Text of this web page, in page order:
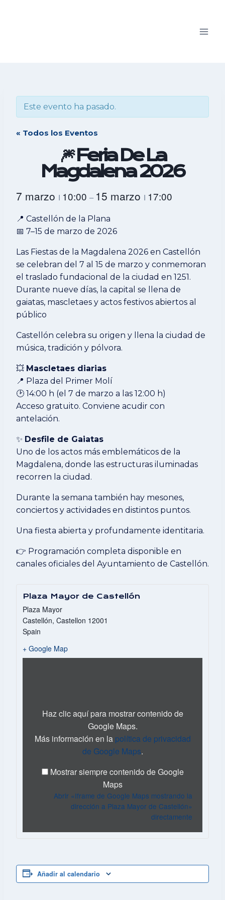
Este evento ha pasado.
« Todos los Eventos
🎆 Feria De La
Magdalena 2026
7 marzo I 10:00 – 15 marzo I 17:00
📍 Castellón de la Plana
📅 7–15 de marzo de 2026
Las Fiestas de la Magdalena 2026 en Castellón
se celebran del 7 al 15 de marzo y conmemoran
el traslado fundacional de la ciudad en 1251.
Durante nueve días, la capital se llena de
gaiatas, mascletaes y actos festivos abiertos al
público
Castellón celebra su origen y llena la ciudad de
música, tradición y pólvora.
💥 Mascletaes diarias
📍 Plaza del Primer Molí
🕑 14:00 h (el 7 de marzo a las 12:00 h)
Acceso gratuito. Conviene acudir con
antelación.
✨ Desfile de Gaiatas
Uno de los actos más emblemáticos de la
Magdalena, donde las estructuras iluminadas
recorren la ciudad.
Durante la semana también hay mesones,
conciertos y actividades en distintos puntos.
Una fiesta abierta y profundamente identitaria.
👉 Programación completa disponible en
canales oficiales del Ayuntamiento de Castellón.
Plaza Mayor de Castellón
Plaza Mayor
Castellón, Castellon 12001
Spain
+ Google Map
mostrando
Castellón»
Haz clic aquí para mostrar contenido de
Google Maps.
Más información en la política de privacidad
de Google Maps.
Mostrar siempre contenido de Google
Maps
Abrir «Iframe de Google Maps mostrando la
dirección a Plaza Mayor de Castellón»
directamente
Añadir al calendario